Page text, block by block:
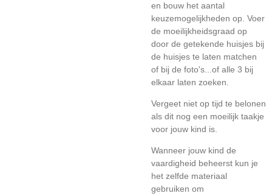
en bouw het aantal
keuzemogelijkheden op. Voer
de moeilijkheidsgraad op
door de getekende huisjes bij
de huisjes te laten matchen
of bij de foto's...of alle 3 bij
elkaar laten zoeken.
Vergeet niet op tijd te belonen
als dit nog een moeilijk taakje
voor jouw kind is.
Wanneer jouw kind de
vaardigheid beheerst kun je
het zelfde materiaal
gebruiken om